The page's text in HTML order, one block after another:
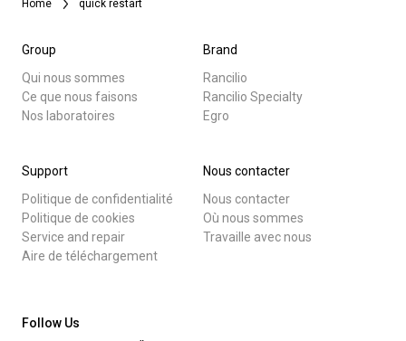
Home quick restart
Group
Qui nous sommes
Ce que nous faisons
Nos laboratoires
Brand
Rancilio
Rancilio Specialty
Egro
Support
Politique de confidentialité
Politique de cookies
Service and repair
Aire de téléchargement
Nous contacter
Nous contacter
Où nous sommes
Travaille avec nous
Follow Us
Toutes
Télécharger
Plus de
Histoire
Nos laboratoires
Durabilité
Connect